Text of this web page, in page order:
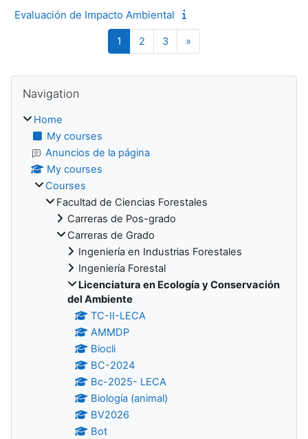
Evaluación de Impacto Ambiental
1 Page 1
2 Page 2
3Page 3
»
Blocks
Navigation
Home
My courses
Anuncios de la página
My courses
Courses
Facultad de Ciencias Forestales
Carreras de Pos-grado
Carreras de Grado
Ingeniería en Industrias Forestales
Ingeniería Forestal
Licenciatura en Ecología y Conservación
del Ambiente
TC-II-LECA
AMMDP
Biocli
BC-2024
Bc-2025- LECA
Biología (animal)
BV2026
Bot